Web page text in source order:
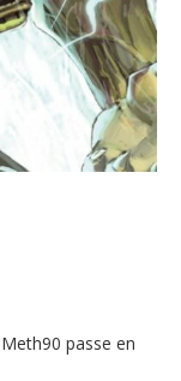
passe en